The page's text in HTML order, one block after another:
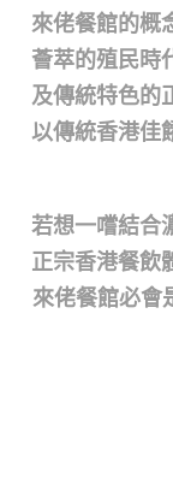
來佬餐館的概
薈萃的殖民時
及傳統特色的
以傳統香港佳
若想一嚐結合
正宗香港餐飲
來佬餐館必會